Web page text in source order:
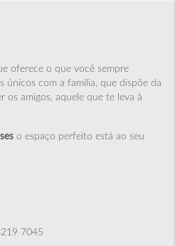
oferece o que você sempre
únicos com a família, que dispõe da
os amigos, aquele que te leva à
o espaço perfeito está ao seu
7045